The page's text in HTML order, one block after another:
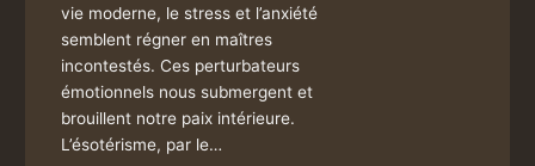
vie moderne, le stress et l’anxiété
semblent régner en maîtres
incontestés. Ces perturbateurs
émotionnels nous submergent et
brouillent notre paix intérieure.
L’ésotérisme, par le…